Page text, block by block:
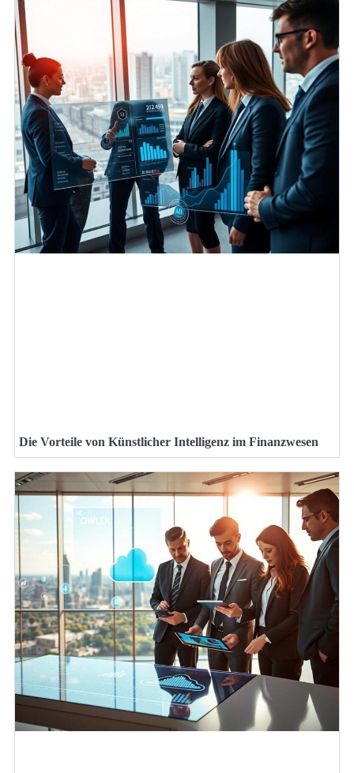
Die Vorteile von Künstlicher Intelligenz im Finanzwesen